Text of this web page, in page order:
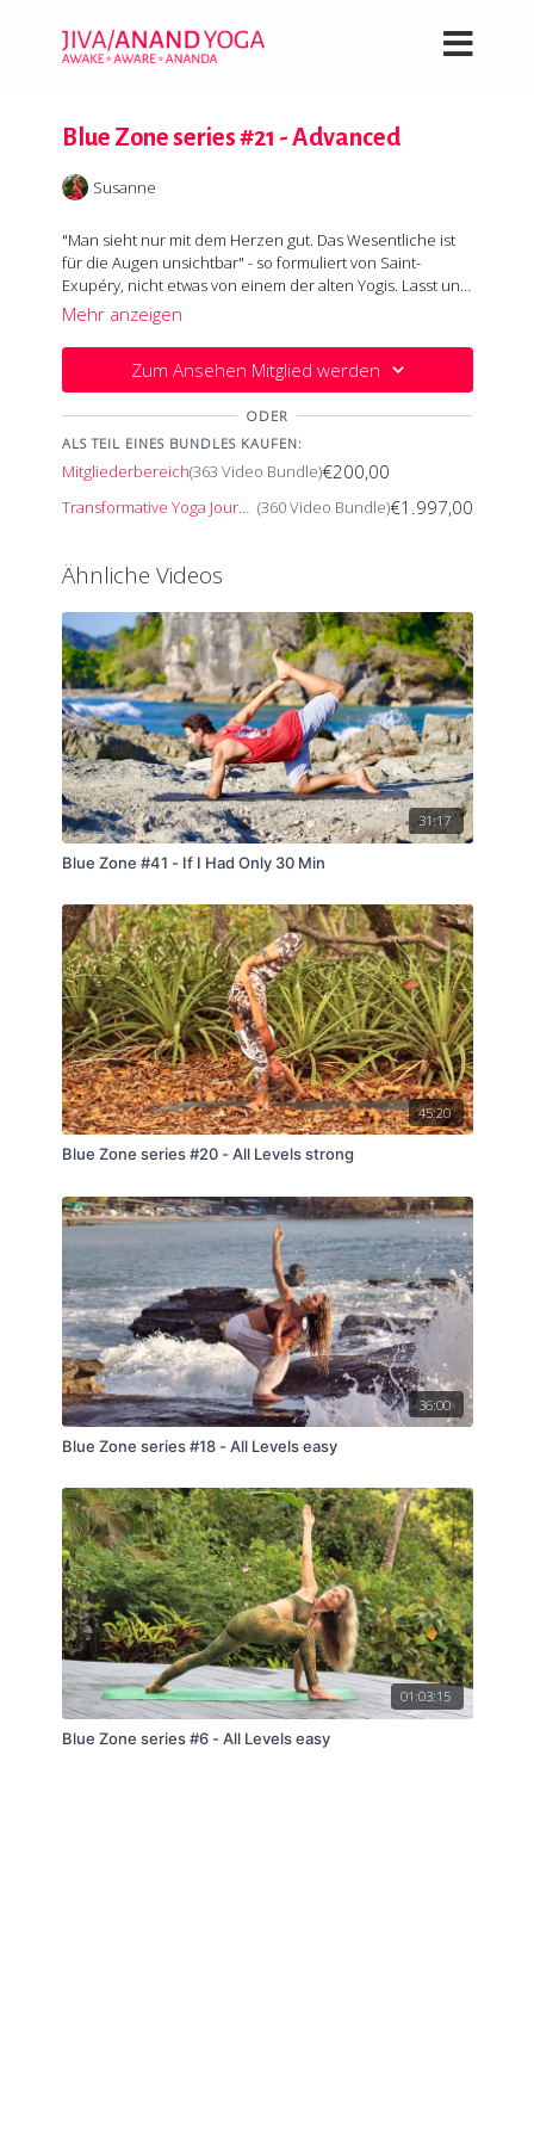
Blue Zone series #21 - Advanced
Susanne
"Man sieht nur mit dem Herzen gut. Das Wesentliche ist
für die Augen unsichtbar" - so formuliert von Saint-
Exupéry, nicht etwas von einem der alten Yogis. Lasst uns
diese Weisheit erlebbar machen.
Im Vinaysa stimulieren wir gezielt die Energie im
Sonnengeflecht und nutzen sie in spannenden Varianten
zu Ustrasana (Kamel), das wir auch mal mit Übungen zum
Spagat kombinieren. Ein Flash für Anahata Chakra
(Herzchakra) und die Einladung weiter zu gehen in
Visuddhachakra (Stirnchakra). Hier beseitigt Vrischikasana
(Skorpion) negative Gedanken und mit ihnen all die
Grenzen, die wir uns selbst setzen.
Wenn alles zuviel im Kopf beseitigt ist verändert sich dein
Sehen. Im Hatha Yoga geht es um das körperliche Erleben
der alten Weisheiten.
Mehr anzeigen
Zum Ansehen Mitglied werden
ODER
ALS TEIL EINES BUNDLES KAUFEN:
Mitgliederbereich(363 Video Bundle)€200,00
Transformative Yoga Journey (360 Video Bundle)€1.997,00
Ähnliche Videos
31:17
Blue Zone #41 - If I Had Only 30 Min
45:20
Blue Zone series #20 - All Levels strong
36:00
Blue Zone series #18 - All Levels easy
01:03:15
Blue Zone series #6 - All Levels easy